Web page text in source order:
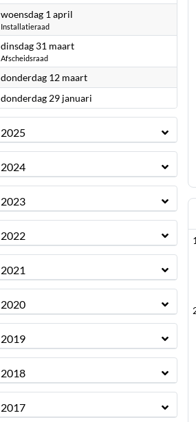
woensdag 1 april
Installatieraad
dinsdag 31 maart2026
Afscheidsraad
donderdag 12 maart2026
donderdag 29 januari
2025
2024
2023
2022
2021
2020
2019
2018
2017